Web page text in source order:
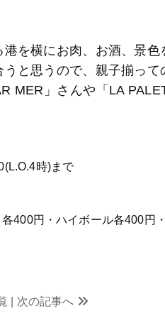
を横にお肉、お酒、景色
と思うので、親子揃って
MER」さんや「LA
時)まで
各400円・ハイボール各400円
| 次の記事へ